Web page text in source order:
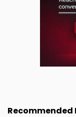
Recommended